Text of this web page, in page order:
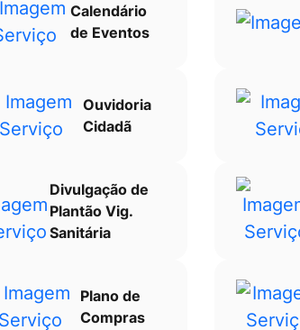
Calendário
de Eventos
Ouvidoria
Cidadã
Divulgação de
Plantão Vig.
Sanitária
Plano de
Compras